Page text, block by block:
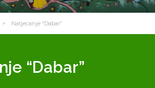
> Natjecanje “Dabar”
“Dabar”